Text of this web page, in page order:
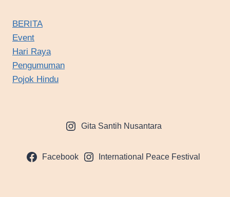
BERITA
Event
Hari Raya
Pengumuman
Pojok Hindu
Gita Santih Nusantara
Facebook International Peace Festival